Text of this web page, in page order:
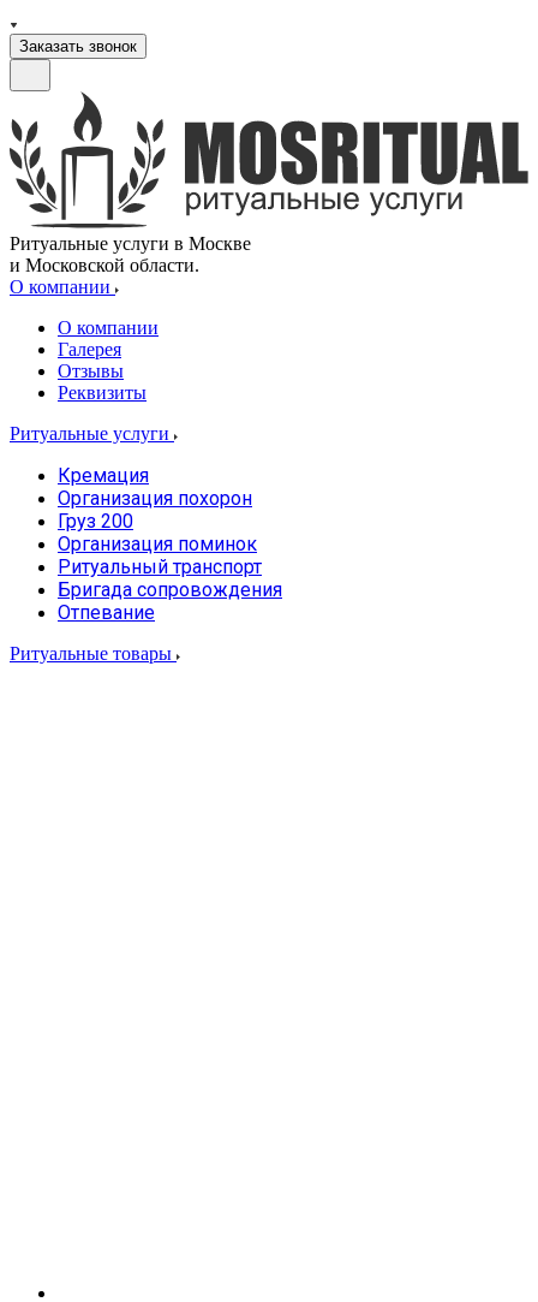
Заказать звонок
Ритуальные услуги в Москве
и Московской области.
О компании
О компании
Галерея
Отзывы
Реквизиты
Ритуальные услуги
Кремация
Организация похорон
Груз 200
Организация поминок
Ритуальный транспорт
Бригада сопровождения
Отпевание
Ритуальные товары